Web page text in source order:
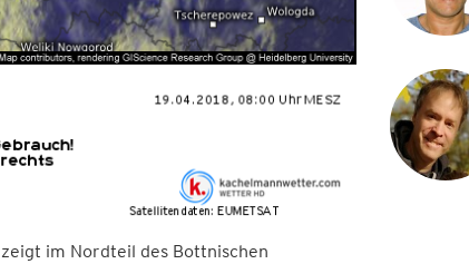
zeigt im Nordteil des Bottnischen